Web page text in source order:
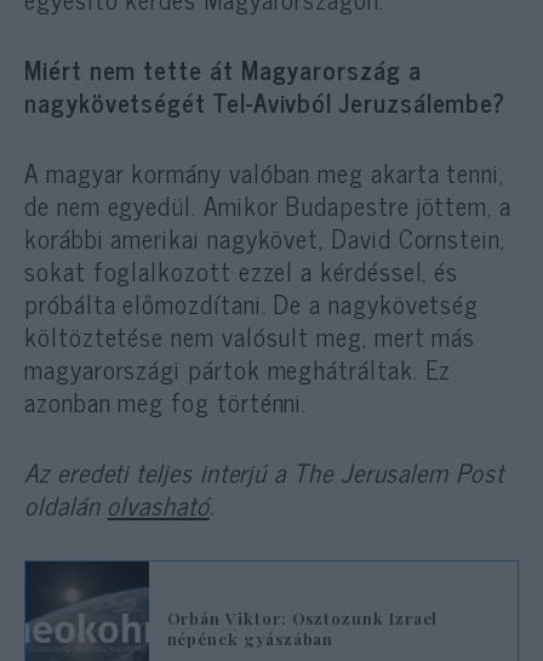
Miért nem tette át Magyarország a
nagykövetségét Tel-Avivból Jeruzsálembe?
A magyar kormány valóban meg akarta tenni,
de nem egyedül. Amikor Budapestre jöttem, a
korábbi amerikai nagykövet, David Cornstein,
sokat foglalkozott ezzel a kérdéssel, és
próbálta előmozdítani. De a nagykövetség
költöztetése nem valósult meg, mert más
magyarországi pártok meghátráltak. Ez
azonban meg fog történni.
Az eredeti teljes interjú a The Jerusalem Post
oldalán olvasható.
Orbán Viktor: Osztozunk Izrael
népének gyászában